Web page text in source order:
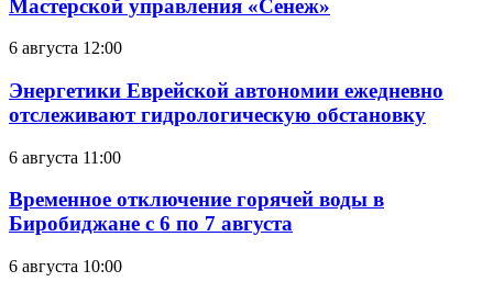
Мастерской управления «Сенеж»
6 августа 12:00
Энергетики Еврейской автономии ежедневно
отслеживают гидрологическую обстановку
6 августа 11:00
Временное отключение горячей воды в
Биробиджане с 6 по 7 августа
6 августа 10:00